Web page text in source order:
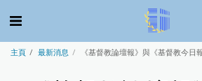
主頁 最新消息 《基督教論壇報》與《基督教今